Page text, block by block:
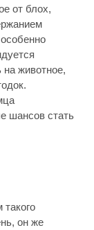
от блох,
на животное,
шансов стать
он же